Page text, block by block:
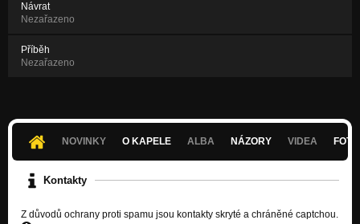
Návrat
Nezařazeno
Příběh
Nezařazeno
NOVINKY O KAPELE ALBA NÁZORY VIDEA
Kontakty
Z důvodů ochrany proti spamu jsou kontakty skryté a chráněné captchou.